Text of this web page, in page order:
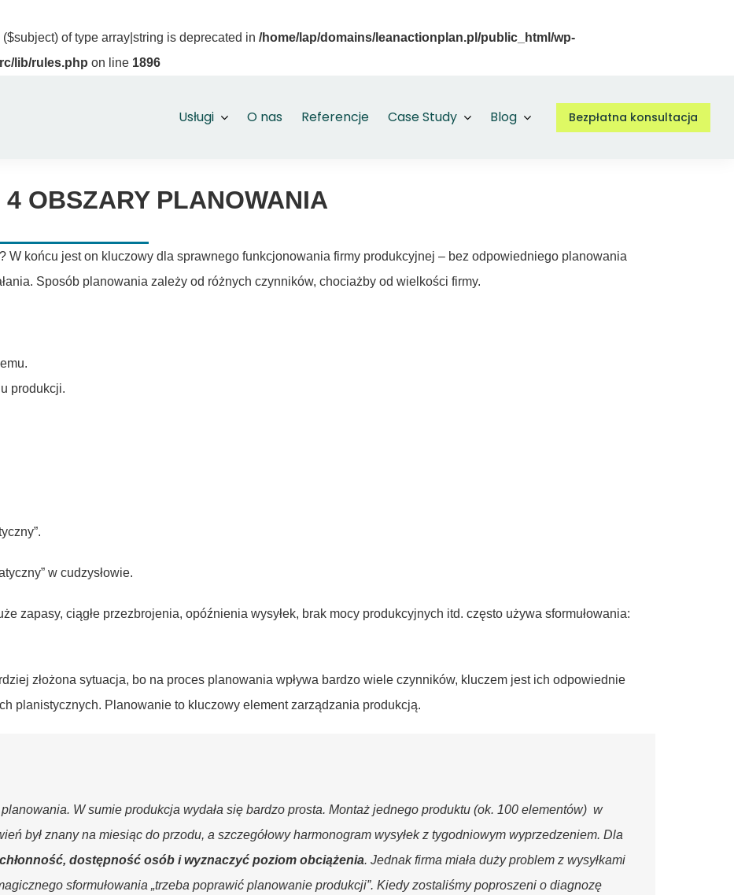
of type array|string is deprecated in /home/lap/domains/leanactionplan.pl/public_html/wp-
lib/rules.php on line 1896
Usługi O nas Referencje Case Study Blog Bezpłatna konsultacja
4 OBSZARY PLANOWANIA
W końcu jest on kluczowy dla sprawnego funkcjonowania firmy produkcyjnej – bez odpowiedniego planowania
Sposób planowania zależy od różnych czynników, chociażby od wielkości firmy.
produkcji.
w cudzysłowie.
zapasy, ciągłe przezbrojenia, opóźnienia wysyłek, brak mocy produkcyjnych itd. często używa sformułowania:
złożona sytuacja, bo na proces planowania wpływa bardzo wiele czynników, kluczem jest ich odpowiednie
planistycznych. Planowanie to kluczowy element zarządzania produkcją.
W sumie produkcja wydała się bardzo prosta. Montaż jednego produktu (ok. 100 elementów) w
był znany na miesiąc do przodu, a szczegółowy harmonogram wysyłek z tygodniowym wyprzedzeniem. Dla
dostępność osób i wyznaczyć poziom obciążenia. Jednak firma miała duży problem z wysyłkami
sformułowania „trzeba poprawić planowanie produkcji”. Kiedy zostaliśmy poproszeni o diagnozę